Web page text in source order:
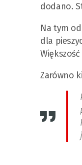
dodano.
Na tym
dla
Zarówno